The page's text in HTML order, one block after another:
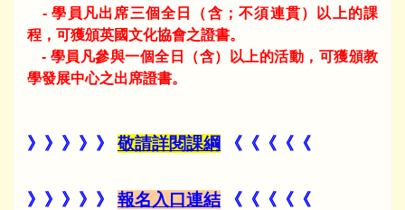
- 學員凡出席三個全日（含；不須連貫）以上的課
程，可獲頒英國文化協會之證書。
- 學員凡參與一個全日（含）以上的活動，可獲頒教
學發展中心之出席證書。
》》》》》 敬請詳閱課綱 《《《《《
》》》》》 報名入口連結 《《《《《